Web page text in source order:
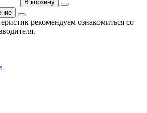
В корзину
рекомендуем ознакомиться со